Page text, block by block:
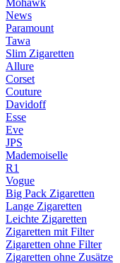
Mohawk
News
Paramount
Tawa
Slim Zigaretten
Allure
Corset
Couture
Davidoff
Esse
Eve
JPS
Mademoiselle
R1
Vogue
Big Pack Zigaretten
Lange Zigaretten
Leichte Zigaretten
Zigaretten mit Filter
Zigaretten ohne Filter
Zigaretten ohne Zusätze